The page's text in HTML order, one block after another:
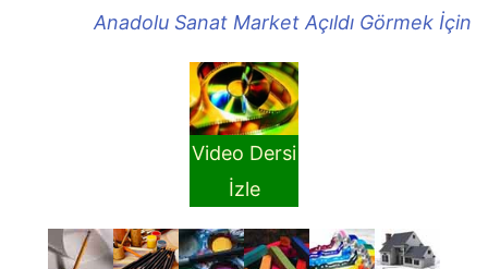
Anadolu Sanat Market Açıldı Görmek İçin
Video Dersi
İzle